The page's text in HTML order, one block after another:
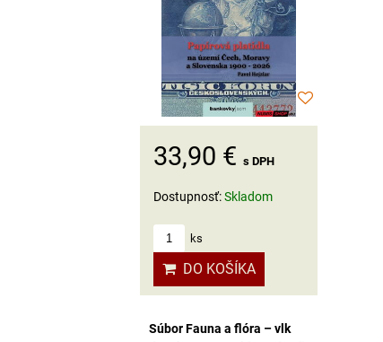
33,90 € s DPH
Dostupnosť:Skladom
ks
DO KOŠÍKA
Súbor Fauna a flóra – vlk